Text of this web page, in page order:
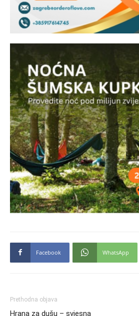
Facebook WhatsApp
Prethodna objava
Hrana za dušu – svjesna